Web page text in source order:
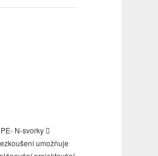
N-svorky 
umožňuje